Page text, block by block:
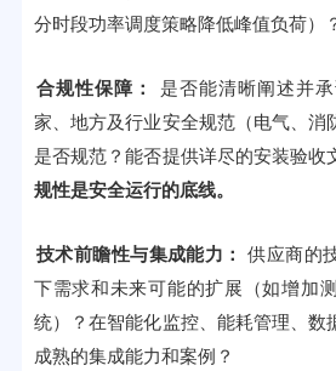
分时段功率调度策略降低峰值负荷）
合规性保障：
是否能清晰阐述并
家、地方及行业安全规范（电气、消
是否规范？能否提供详尽的安装验收
规性是安全运行的底线。
技术前瞻性与集成能力：
供应商的
下需求和未来可能的扩展（如增加
统）？在智能化监控、能耗管理、数
成熟的集成能力和案例？